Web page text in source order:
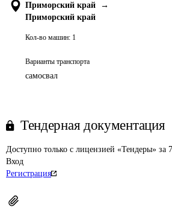
Приморский край
→
Приморский край
Кол-во машин: 1
Варианты транспорта
самосвал
Тендерная документация
Доступно только с лицензией «Тендеры» за
Вход
Регистрация